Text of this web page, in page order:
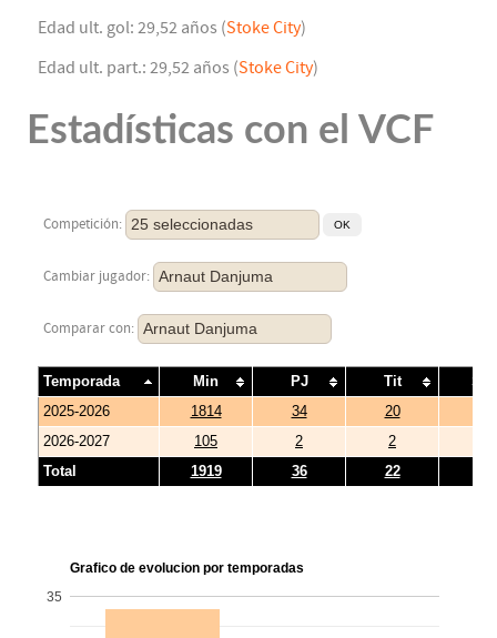
Edad ult. gol: 29,52 años (Stoke City)
Edad ult. part.: 29,52 años (Stoke City)
Estadísticas con el VCF
Competición: 25 seleccionadas
Cambiar jugador: Arnaut Danjuma
Comparar con: Arnaut Danjuma
Temporada Min PJ Tit
2025-2026
1814 34 20
2026-2027
105 2 2
Total
1919 36 22
Grafico de evolucion por temporadas
35